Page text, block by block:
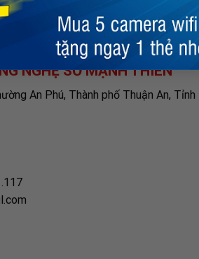
NGHỆ SỐ MẠNH THIÊN
An Phú, Thành phố Thuận An, Tỉnh